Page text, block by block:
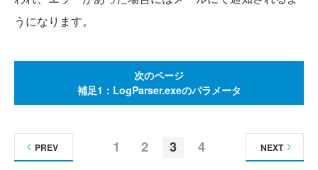
うになります。
次のページ
補足1：LogParser.exeのパラメータ
1 2 3 4
PREV NEXT